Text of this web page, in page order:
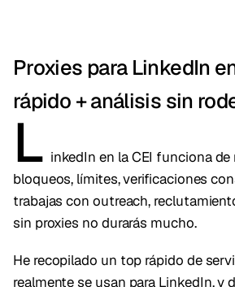
Proxies para LinkedIn
rápido + análisis sin
L inkedIn en la CEI funciona
bloqueos, límites, verificaciones
trabajas con outreach,
sin proxies no durarás mucho.
He recopilado un top rápido de
realmente se usan para LinkedIn, y